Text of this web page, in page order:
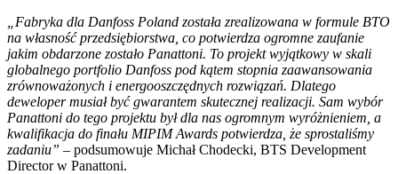
„Fabryka dla Danfoss Poland została zrealizowana w formule BTO
na własność przedsiębiorstwa, co potwierdza ogromne zaufanie
jakim obdarzone zostało Panattoni. To projekt wyjątkowy w skali
globalnego portfolio Danfoss pod kątem stopnia zaawansowania
zrównoważonych i energooszczędnych rozwiązań. Dlatego
deweloper musiał być gwarantem skutecznej realizacji. Sam wybór
Panattoni do tego projektu był dla nas ogromnym wyróżnieniem, a
kwalifikacja do finału MIPIM Awards potwierdza, że sprostaliśmy
zadaniu” – podsumowuje Michał Chodecki, BTS Development
Director w Panattoni.